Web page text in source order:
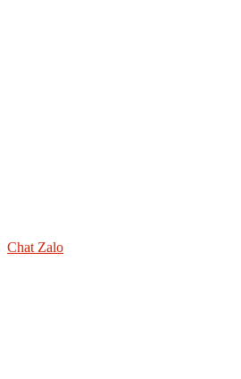
Chat Zalo